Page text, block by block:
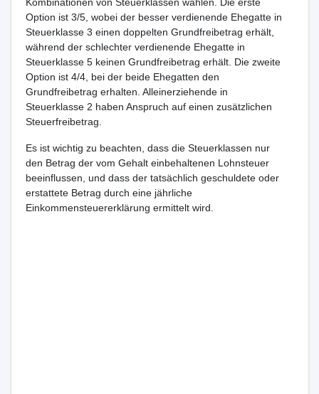
Option ist 3/5, wobei der besser verdienende Ehegatte in
Steuerklasse 3 einen doppelten Grundfreibetrag erhält,
während der schlechter verdienende Ehegatte in
Steuerklasse 5 keinen Grundfreibetrag erhält. Die zweite
Option ist 4/4, bei der beide Ehegatten den
Grundfreibetrag erhalten. Alleinerziehende in
Steuerklasse 2 haben Anspruch auf einen zusätzlichen
Steuerfreibetrag.
Es ist wichtig zu beachten, dass die Steuerklassen nur
den Betrag der vom Gehalt einbehaltenen Lohnsteuer
beeinflussen, und dass der tatsächlich geschuldete oder
erstattete Betrag durch eine jährliche
Einkommensteuererklärung ermittelt wird.